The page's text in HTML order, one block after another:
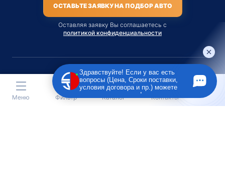
ОСТАВЬТЕ ЗАЯВКУ НА ПОДБОР АВТО
Оставляя заявку Вы соглашаетесь с
политикой конфиденциальности
Материалы данного сайта являются публичной офертой
только на услугу сопровождения Агентом приобретения
транспортного средства Клиентом.
Меню Фильтр Каталог Контакты
Здравствуйте! Если у вас есть
вопросы (Цена, Сроки поставки,
условия договора и пр.) можете
задать их мне в чат!